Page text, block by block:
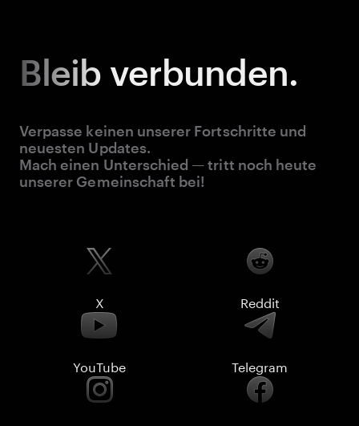
Bleib verbunden.
Verpasse keinen unserer Fortschritte und
neuesten Updates.
Mach einen Unterschied — tritt noch heute
unserer Gemeinschaft bei!
X Reddit
YouTube Telegram